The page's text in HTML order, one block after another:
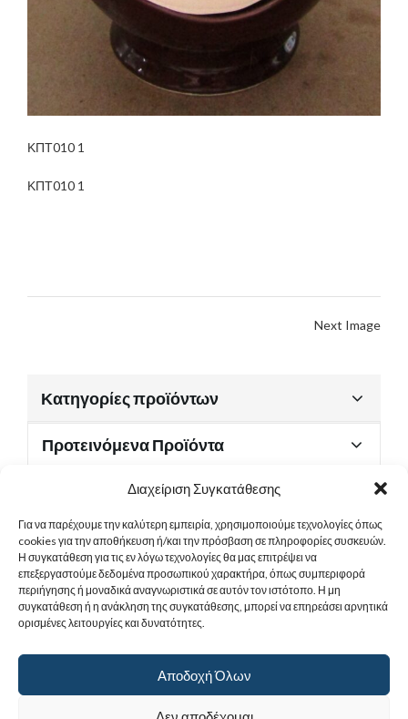
Διαχείριση Συγκατάθεσης
Για να παρέχουμε την καλύτερη εμπειρία, χρησιμοποιούμε τεχνολογίες όπως
cookies για την αποθήκευση ή/και την πρόσβαση σε πληροφορίες συσκευών.
Η συγκατάθεση για τις εν λόγω τεχνολογίες θα μας επιτρέψει να
επεξεργαστούμε δεδομένα προσωπικού χαρακτήρα, όπως συμπεριφορά
περιήγησης ή μοναδικά αναγνωριστικά σε αυτόν τον ιστότοπο. Η μη
συγκατάθεση ή η ανάκληση της συγκατάθεσης, μπορεί να επηρεάσει αρνητικά
ορισμένες λειτουργίες και δυνατότητες.
Αποδοχή Όλων
ΚΠΤ010 1
ΚΠΤ010 1
Next Image
Κατηγορίες προϊόντων
Προτεινόμενα Προϊόντα
Χρήσιμα Έγγραφα
Sitemap
Στοιχεία Επικοινωνίας